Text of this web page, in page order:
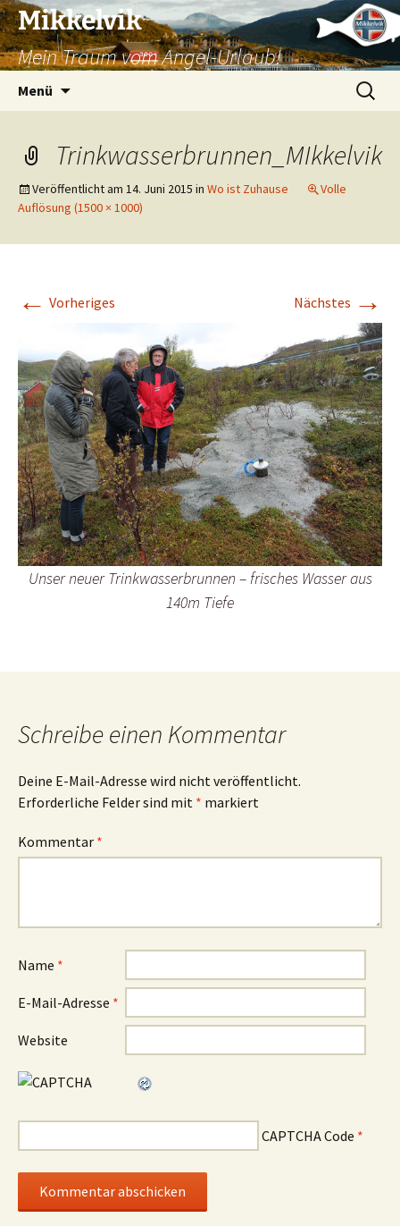
Mikkelvik
Mein Traum vom Angel-Urlaub!
Menü
Suchen
nach:
Trinkwasserbrunnen_MIkkelvik
Veröffentlicht am 14. Juni 2015 in Wo ist Zuhause
Volle
Auflösung (1500 × 1000)
← Vorheriges Nächstes →
Unser neuer Trinkwasserbrunnen – frisches Wasser aus
140m Tiefe
Schreibe einen Kommentar
Deine E-Mail-Adresse wird nicht veröffentlicht.
Erforderliche Felder sind mit * markiert
Kommentar *
Name *
E-Mail-Adresse *
Website
CAPTCHA Code *